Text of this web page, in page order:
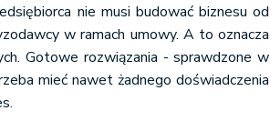
nie musi budować biznesu od
w ramach umowy. A to oznacza
Gotowe rozwiązania - sprawdzone w
mieć nawet żadnego doświadczenia